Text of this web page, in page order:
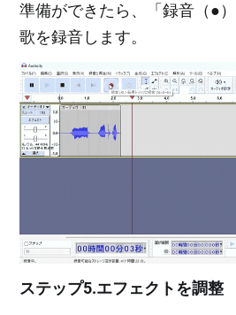
準備ができたら、「録音（●
歌を録音します。
ステップ5.エフェクトを調整